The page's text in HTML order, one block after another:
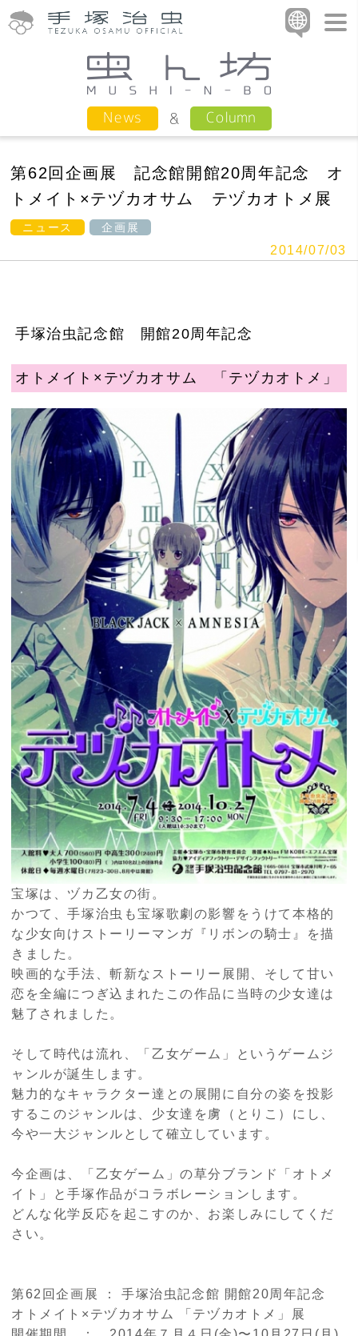
News Column
第62回企画展 記念館開館20周年記念 オ
トメイト×テヅカオサム テヅカオトメ展
ニュース 企画展
2014/07/03
手塚治虫記念館 開館20周年記念
オトメイト×テヅカオサム 「テヅカオトメ」
宝塚は、ヅカ乙女の街。
かつて、手塚治虫も宝塚歌劇の影響をうけて本格的
な少女向けストーリーマンガ『リボンの騎士』を描
きました。
映画的な手法、斬新なストーリー展開、そして甘い
恋を全編につぎ込まれたこの作品に当時の少女達は
魅了されました。
そして時代は流れ、「乙女ゲーム」というゲームジ
ャンルが誕生します。
魅力的なキャラクター達との展開に自分の姿を投影
するこのジャンルは、少女達を虜（とりこ）にし、
今や一大ジャンルとして確立しています。
今企画は、「乙女ゲーム」の草分ブランド「オトメ
イト」と手塚作品がコラボレーションします。
どんな化学反応を起こすのか、お楽しみにしてくだ
さい。
第62回企画展 ： 手塚治虫記念館 開館20周年記念
オトメイト×テヅカオサム 「テヅカオトメ」展